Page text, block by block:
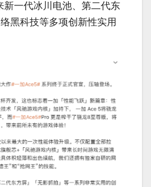
新一代冰川电池、第二代东
黑科技等多项创新性实用